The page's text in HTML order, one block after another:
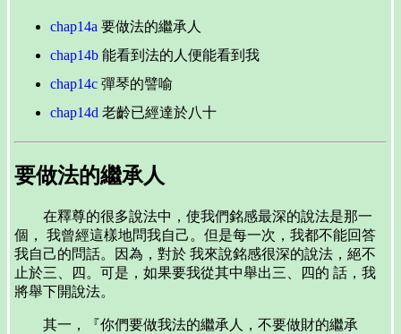
chap14a 要做法的繼承人
chap14b 能看到法的人便能看到我
chap14c 彈琴的譬喻
chap14d 老齡已經達於八十
要做法的繼承人
在釋尊的很多說法中，使我們銘感最深的說法是那一
個， 我曾經這樣地問我自己。但是每一次，我都不能回答
我自己的問話。因為，對於 我來說銘感很深的說法，絕不
止於三、四。可是，如果要我從其中舉出三、四的 話，我
將舉下開說法。
其一，『你們要做我法的繼承人，不要做財的繼承